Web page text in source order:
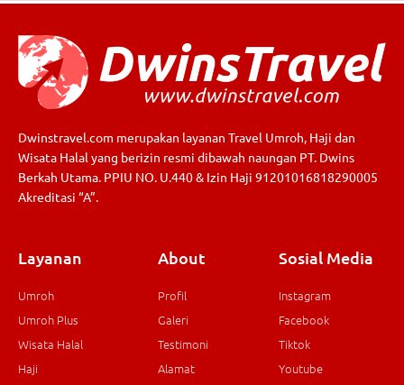
Dwinstravel.com merupakan layanan Travel Umroh, Haji dan
Wisata Halal yang berizin resmi dibawah naungan PT. Dwins
Berkah Utama. PPIU NO. U.440 & Izin Haji 91201016818290005
Akreditasi “A”.
Layanan
Umroh
Umroh Plus
Wisata Halal
Haji
About
Profil
Galeri
Testimoni
Alamat
Sosial Media
Instagram
Facebook
Tiktok
Youtube